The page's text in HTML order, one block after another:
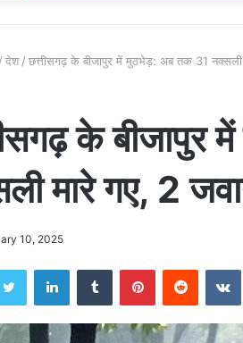
/ देश / छत्तीसगढ़ के बीजापुर में मुठभेड़: अब तक 31 नक्सली
के
मारे गए, 2
10, 2025